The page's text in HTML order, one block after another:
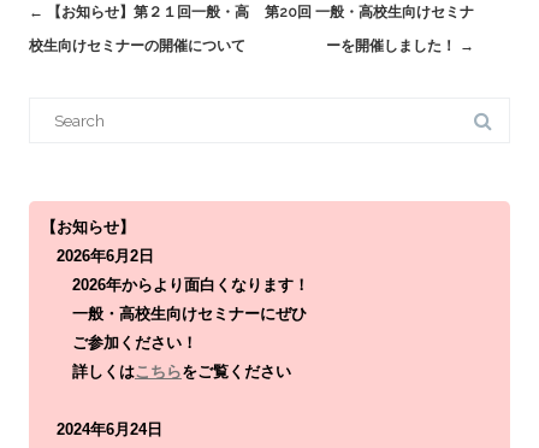
Post
navigation
←
【お知らせ】第２１回一般・高
校生向けセミナーの開催について
第20回 一般・高校生向けセミナ
ーを開催しました！
→
f
【お知らせ】
2026年6月2日
2026年からより面白くなります！
一般・高校生向けセミナーにぜひ
ご参加ください！
詳しくはこちらをご覧ください
2024年6月24日